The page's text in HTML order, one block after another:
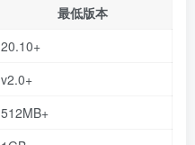
最低版本
20.10+
v2.0+
512MB+